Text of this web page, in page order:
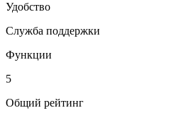
Удобство
Служба поддержки
Функции
5
Общий рейтинг